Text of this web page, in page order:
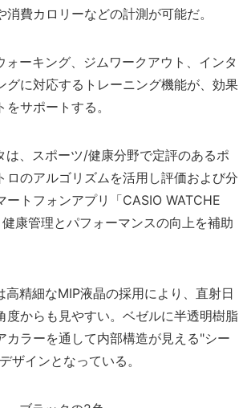
費カロリーなどの計測が可能だ。
ーキング、ジムワークアウト、インタ
グに対応するトレーニング機能が、効果
サポートする。
、スポーツ/健康分野で定評のあるポ
ロのアルゴリズムを活用し評価および分
ートフォンアプリ「CASIO WATCHE
康管理とパフォーマンスの向上を補助
精細なMIP液晶の採用により、直射日
度からも見やすい。ベゼルに半透明樹脂
カラーを通して内部構造が見える"シー
ザインとなっている。